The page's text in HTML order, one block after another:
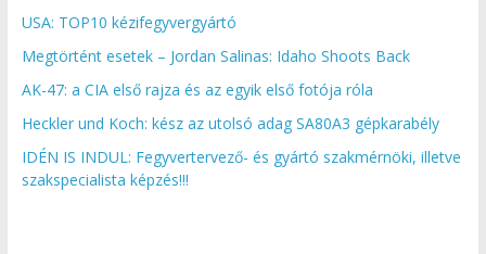
USA: TOP10 kézifegyvergyártó
Megtörtént esetek – Jordan Salinas: Idaho Shoots Back
AK-47: a CIA első rajza és az egyik első fotója róla
Heckler und Koch: kész az utolsó adag SA80A3 gépkarabély
IDÉN IS INDUL: Fegyvertervező- és gyártó szakmérnöki, illetve
szakspecialista képzés!!!